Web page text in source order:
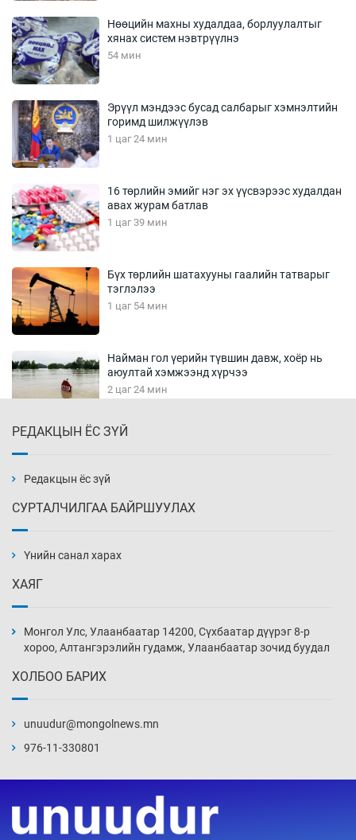
Нөөцийн махны худалдаа, борлуулалтыг
хянах систем нэвтрүүлнэ
54 мин
Эрүүл мэндээс бусад салбарыг хэмнэлтийн
горимд шилжүүлэв
1 цаг 24 мин
16 төрлийн эмийг нэг эх үүсвэрээс худалдан
авах журам батлав
1 цаг 39 мин
Бүх төрлийн шатахууны гаалийн татварыг
тэглэлээ
1 цаг 54 мин
Найман гол үерийн түвшин давж, хоёр нь
аюултай хэмжээнд хүрчээ
2 цаг 24 мин
2 цаг 54 мин
3 цаг 24 мин
3 цаг 54 мин
18 цаг 23 мин
19 цаг 54 мин
РЕДАКЦЫН ЁС ЗҮЙ
Редакцын ёс зүй
СУРТАЛЧИЛГАА БАЙРШУУЛАХ
Үнийн санал харах
ХАЯГ
Монгол Улс, Улаанбаатар 14200, Сүхбаатар дүүрэг 8-р
хороо, Алтангэрэлийн гудамж, Улаанбаатар зочид буудал
ХОЛБОО БАРИХ
unuudur@mongolnews.mn
976-11-330801